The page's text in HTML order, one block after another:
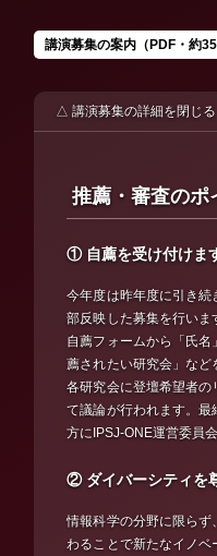
講演募集の案内（PDF・約
推薦・審査のポ
① 自薦を受け付けま
今年度は昨年度に引き
部反映した募集を行い
自薦フォームから「氏
薦されたい研究会」など
各研究会に登壇希望者の
て議論が行われます。最
方にIPSJ-ONE運営委員
② ダイバーシティを
情報科学の分野に限ら
わることで新たなイノ